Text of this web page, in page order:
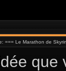
=== Le Marathon de
que